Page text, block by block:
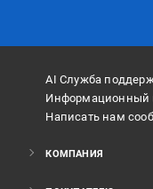
AI Служба
Информационный
Написать нам
КОМПАНИЯ